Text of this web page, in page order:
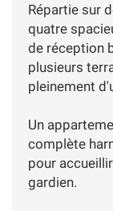
Répartie sur
quatre
de réception
plusieurs
pleinement
Un
complète
pour
gardien.